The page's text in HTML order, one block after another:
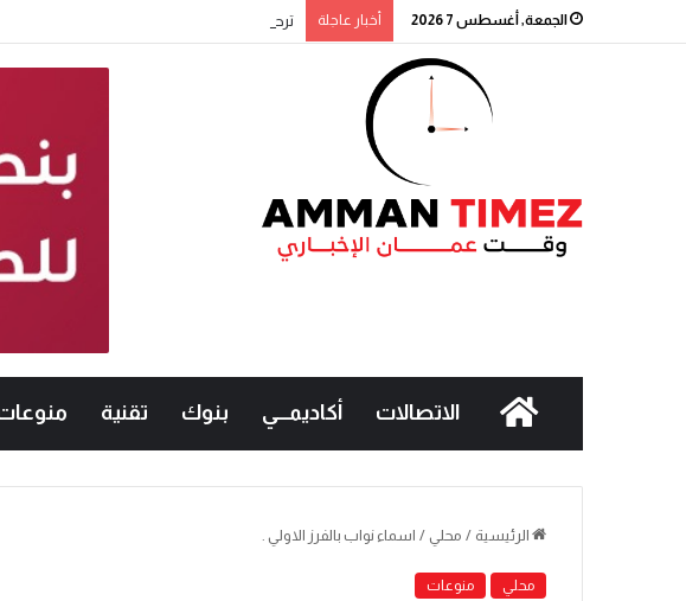
الجمعة, أغسطس 7 2026 أخبار عاجلة ترحيب شعبي باشتراطات الشاورما الجديدة..
الاتصالات أكاديمـــي بنوك تقنية
الرئيسية / محلي / اسماء نواب بالفرز الاولي .
محلي منوعات